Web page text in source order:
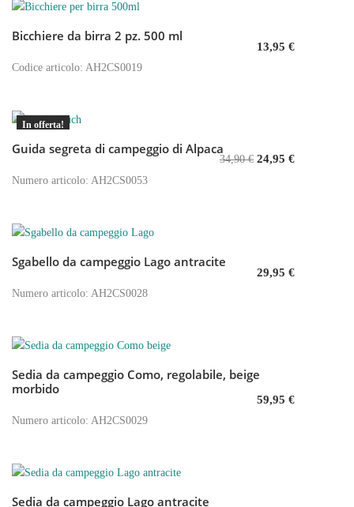
Aggiungi al carrello
Bicchiere da birra 2 pz. 500 ml
13,95 €
Codice articolo: AH2CS0019
In offerta!
Aggiungi al carrello
Guida segreta di campeggio di Alpaca
34,90€ 24,95 €
Numero articolo: AH2CS0053
Aggiungi al carrello
Sgabello da campeggio Lago antracite
29,95 €
Numero articolo: AH2CS0028
Aggiungi al carrello
Sedia da campeggio Como, regolabile, beige
morbido
59,95 €
Numero articolo: AH2CS0029
Aggiungi al carrello
Sedia da campeggio Lago antracite